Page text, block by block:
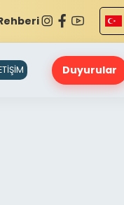
Duyurular